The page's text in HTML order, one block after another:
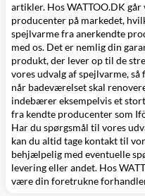
artikler. Hos WATTOO.DK
producenter på markedet,
spejlvarme fra anerkendte
med os. Det er nemlig din
produkt, der lever op til de
vores udvalg af spejlvarme,
når badeværelset skal
indebærer eksempelvis et
fra kendte producenter som
Har du spørgsmål til vores
kan du altid tage kontakt til
behjælpelig med eventuelle
levering eller andet. Hos
være din foretrukne